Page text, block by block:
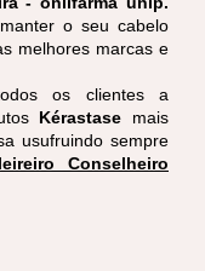
o seu cabelo
melhores marcas e
os clientes a
Kérastase mais
usufruindo sempre
Conselheiro